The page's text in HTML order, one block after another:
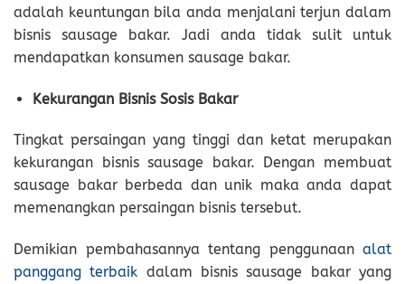
adalah keuntungan bila anda menjalani terjun dalam
bisnis sausage bakar. Jadi anda tidak sulit untuk
mendapatkan konsumen sausage bakar.
Kekurangan Bisnis Sosis Bakar
Tingkat persaingan yang tinggi dan ketat merupakan
kekurangan bisnis sausage bakar. Dengan membuat
sausage bakar berbeda dan unik maka anda dapat
memenangkan persaingan bisnis tersebut.
Demikian pembahasannya tentang penggunaan alat
panggang terbaik dalam bisnis sausage bakar yang